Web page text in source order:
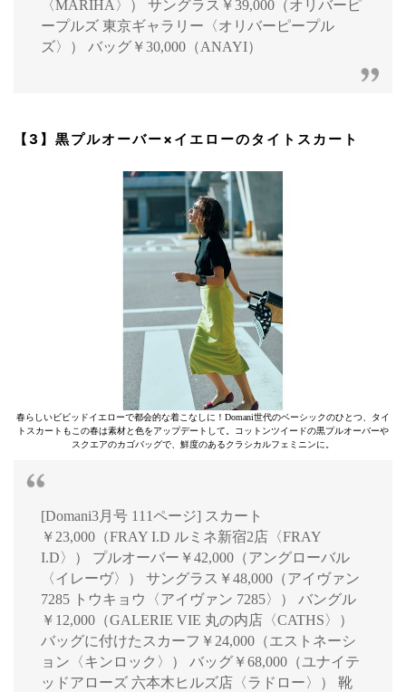
〈MARIHA〉） サングラス￥39,000（オリバーピ
ープルズ 東京ギャラリー〈オリバーピープル
ズ〉） バッグ￥30,000（ANAYI）
【3】黒プルオーバー×イエローのタイトスカート
春らしいビビッドイエローで都会的な着こなしに！Domani世代のベーシックのひとつ、タイ
トスカートもこの春は素材と色をアップデートして。コットンツイードの黒プルオーバーや
スクエアのカゴバッグで、鮮度のあるクラシカルフェミニンに。
[Domani3月号 111ページ] スカート
￥23,000（FRAY I.D ルミネ新宿2店〈FRAY
I.D〉） プルオーバー￥42,000（アングローバル
〈イレーヴ〉） サングラス￥48,000（アイヴァン
7285 トウキョウ〈アイヴァン 7285〉） バングル
￥12,000（GALERIE VIE 丸の内店〈CATHS〉）
バッグに付けたスカーフ￥24,000（エストネーシ
ョン〈キンロック〉） バッグ￥68,000（ユナイテ
ッドアローズ 六本木ヒルズ店〈ラドロー〉） 靴